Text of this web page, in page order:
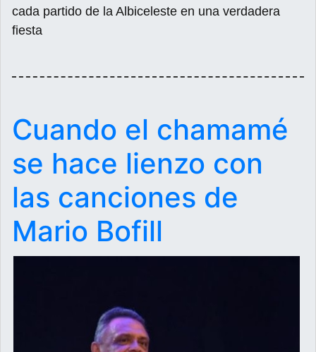
cada partido de la Albiceleste en una verdadera
fiesta
Cuando el chamamé
se hace lienzo con
las canciones de
Mario Bofill